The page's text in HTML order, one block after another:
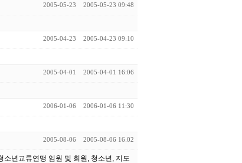
2005-05-23 2005-05-23 09:48
2005-04-23 2005-04-23 09:10
2005-04-01 2005-04-01 16:06
2006-01-06 2006-01-06 11:30
2005-08-06 2005-08-06 16:02
년교류연맹 임원 및 회원, 청소년, 지도